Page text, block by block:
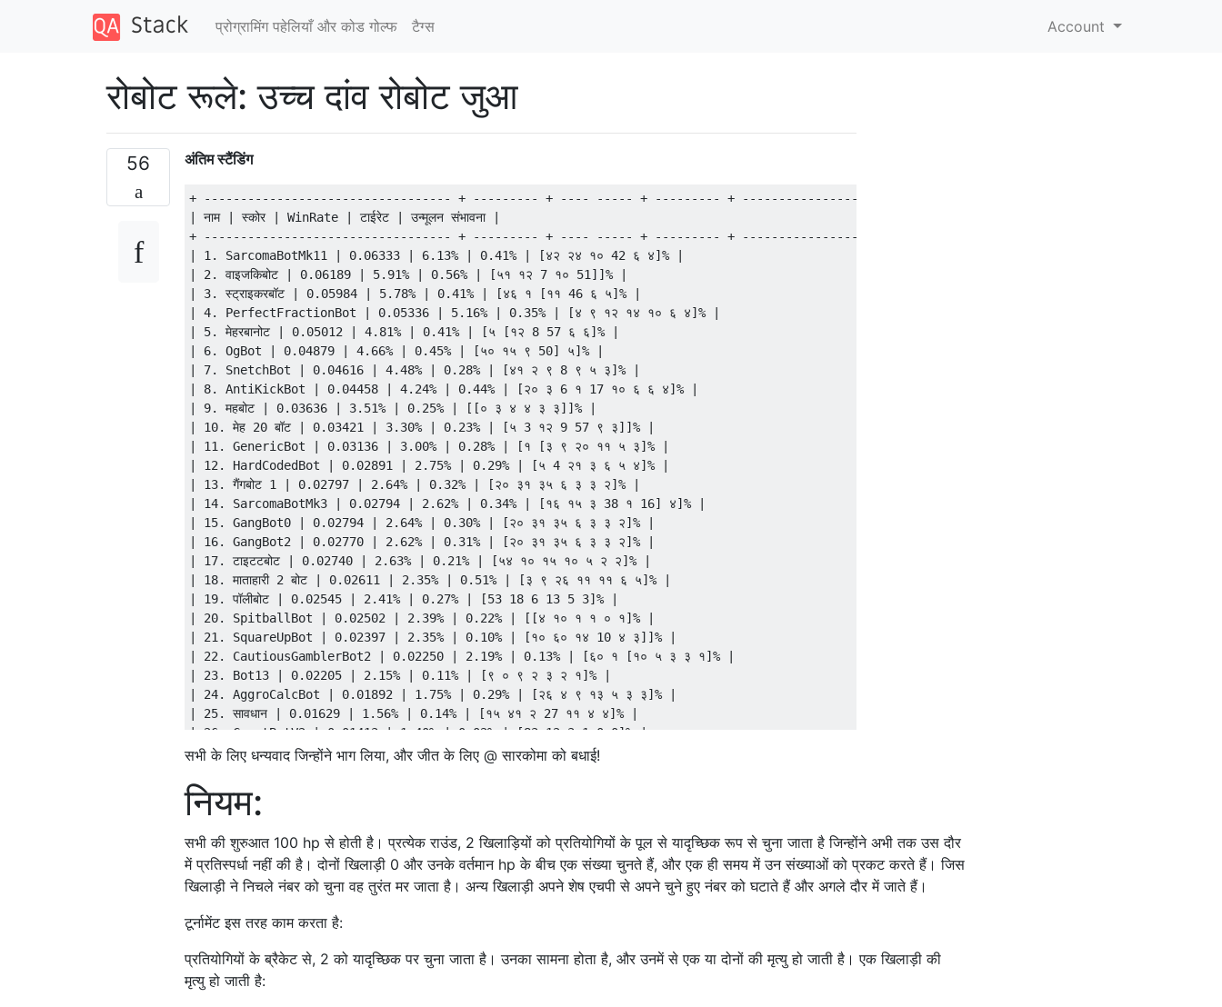
प्रोग्रामिंग पहेलियाँ और कोड गोल्फ टैग्‍स Account
रोबोट रूले: उच्च दांव रोबोट जुआ
56 अंतिम स्टैंडिंग
+ ---------------------------------- + --------- + ---- ----- + --------- + ---------------------------- +
| नाम | स्कोर | WinRate | टाईरेट | उन्मूलन संभावना |
+ ---------------------------------- + --------- + ---- ----- + --------- + ---------------------------- +
| 1. SarcomaBotMk11 | 0.06333 | 6.13% | 0.41% | [४२ २४ १० 42 ६ ४]% |
| 2. वाइजकिबोट | 0.06189 | 5.91% | 0.56% | [५१ १२ 7 १० 51]]% |
| 3. स्ट्राइकरबॉट | 0.05984 | 5.78% | 0.41% | [४६ १ [११ 46 ६ ५]% |
| 4. PerfectFractionBot | 0.05336 | 5.16% | 0.35% | [४ ९ १२ १४ १० ६ ४]% |
| 5. मेहरबानोट | 0.05012 | 4.81% | 0.41% | [५ [१२ 8 57 ६ ६]% |
| 6. OgBot | 0.04879 | 4.66% | 0.45% | [५० १५ ९ 50] ५]% |
| 7. SnetchBot | 0.04616 | 4.48% | 0.28% | [४१ २ ९ 8 ९ ५ ३]% |
| 8. AntiKickBot | 0.04458 | 4.24% | 0.44% | [२० ३ 6 १ 17 १० ६ ६ ४]% |
| 9. महबोट | 0.03636 | 3.51% | 0.25% | [[० ३ ४ ४ ३ ३]]% |
| 10. मेह 20 बॉट | 0.03421 | 3.30% | 0.23% | [५ 3 १२ 9 57 ९ ३]]% |
| 11. GenericBot | 0.03136 | 3.00% | 0.28% | [१ [३ ९ २० ११ ५ ३]% |
| 12. HardCodedBot | 0.02891 | 2.75% | 0.29% | [५ 4 २१ ३ ६ ५ ४]% |
| 13. गैंगबोट 1 | 0.02797 | 2.64% | 0.32% | [२० ३१ ३५ ६ ३ ३ २]% |
| 14. SarcomaBotMk3 | 0.02794 | 2.62% | 0.34% | [१६ १५ ३ 38 १ 16] ४]% |
| 15. GangBot0 | 0.02794 | 2.64% | 0.30% | [२० ३१ ३५ ६ ३ ३ २]% |
| 16. GangBot2 | 0.02770 | 2.62% | 0.31% | [२० ३१ ३५ ६ ३ ३ २]% |
| 17. टाइटटबोट | 0.02740 | 2.63% | 0.21% | [५४ १० १५ १० ५ २ २]% |
| 18. माताहारी 2 बोट | 0.02611 | 2.35% | 0.51% | [३ ९ २६ ११ ११ ६ ५]% |
| 19. पॉलीबोट | 0.02545 | 2.41% | 0.27% | [53 18 6 13 5 3]% |
| 20. SpitballBot | 0.02502 | 2.39% | 0.22% | [[४ १० १ १ ० १]% |
| 21. SquareUpBot | 0.02397 | 2.35% | 0.10% | [१० ६० १४ 10 ४ ३]]% |
| 22. CautiousGamblerBot2 | 0.02250 | 2.19% | 0.13% | [६० १ [१० ५ ३ ३ १]% |
| 23. Bot13 | 0.02205 | 2.15% | 0.11% | [९ ० ९ २ ३ २ १]% |
| 24. AggroCalcBot | 0.01892 | 1.75% | 0.29% | [२६ ४ ९ १३ ५ ३ ३]% |
| 25. सावधान | 0.01629 | 1.56% | 0.14% | [१५ ४१ २ 27 ११ ४ ४]% |
| 26. CoastBotV2 | 0.01413 | 1.40% | 0.02% | [83 12 3 1 0 0]% |
| 27. कैलकुलेटिंग बीओटी | 0.01404 | 1.29% | 0.22% | [[९ १ १ १ १ १ १]% |
| 29. HalflifeS3Bot | हॉप 97 | 1.00% | 0.20% | [[६ ९ ५ ४ २ २]% |
| 30. एंटीगैंगबोट | 0.00816 | 0.76% | 0.11% | [९ ४ १ १ १ १ १ १]% |
| 32. GuessBot | 0.00719 | 0.05% | 1.34% | [६५ १ [४ ६ ५ ३]% |
| 33. बाउंडेड्रैंडैमिकबोट | 0.00622 | 0.60% | 0.05% | [४२ ३ ९ १२ ५ २ ०]% |
| 34. स्प्रेडरबॉट | 0.00549 | 0.54% | 0.02% | [३२ ४३ १ ९ ४ १ १]% |
| 36. PercentBot | 0.00377 | 0.38% | 0.00% | [[५ 1 ४ २ १ १ ०]% |
| 38. GetAlongBot | 0.00330 | 0.33% | 0.01% | [[६ १ [४ १ १ ०]% |
| 39. बैंडडॉट | 0.00297 | 0.29% | 0.02% | [[६ ९ १० ४ १ १ ०]% |
सभी के लिए धन्यवाद जिन्होंने भाग लिया, और जीत के लिए @ सारकोमा को बधाई!
नियम:
सभी की शुरुआत 100 hp से होती है। प्रत्येक राउंड, 2 खिलाड़ियों को प्रतियोगियों के पूल से यादृच्छिक रूप से चुना जाता है जिन्होंने अभी तक उस दौर
में प्रतिस्पर्धा नहीं की है। दोनों खिलाड़ी 0 और उनके वर्तमान hp के बीच एक संख्या चुनते हैं, और एक ही समय में उन संख्याओं को प्रकट करते हैं। जिस
खिलाड़ी ने निचले नंबर को चुना वह तुरंत मर जाता है। अन्य खिलाड़ी अपने शेष एचपी से अपने चुने हुए नंबर को घटाते हैं और अगले दौर में जाते हैं।
टूर्नामेंट इस तरह काम करता है:
प्रतियोगियों के ब्रैकेट से, 2 को यादृच्छिक पर चुना जाता है। उनका सामना होता है, और उनमें से एक या दोनों की मृत्यु हो जाती है। एक खिलाड़ी की
मृत्यु हो जाती है: